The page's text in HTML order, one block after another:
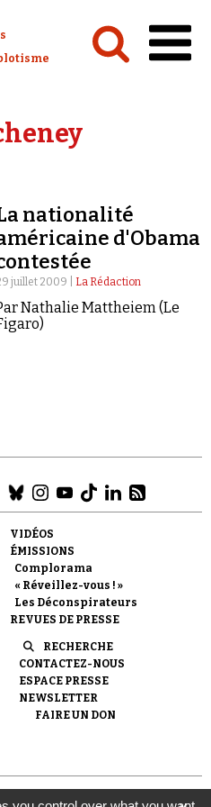
Watch :
presse
don
à Vera
nationalité
d'Obama
juillet 2009 | La Rédaction
Nathalie Mattheiem (Le
VIDÉOS
ÉMISSIONS
Complorama
« Réveillez-vous ! »
Les Déconspirateurs
REVUES DE PRESSE
RECHERCHE
CONTACTEZ-NOUS
ESPACE PRESSE
NEWSLETTER
FAIRE UN DON
| Une réalisation de